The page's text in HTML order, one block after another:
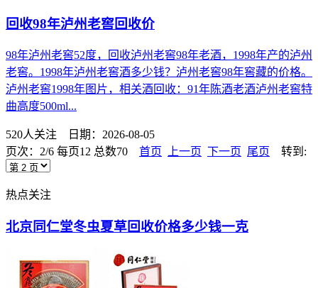
回收98年泸州老窖回收价
98年泸州老窖52度，回收泸州老窖98年老酒，1998年产的泸州
老窖。1998年泸州老窖酒多少钱？泸州老窖98年窖藏的价格。
泸州老窖1998年图片，相关酒回收：91年陈酒老酒泸州老窖特
曲高度500ml...
520人关注 日期：2026-08-05
页次：2/6 每页12 总数70 首页 上一页 下一页 尾页 转到:
热点关注
北京同仁堂冬虫夏草回收价格多少钱一克